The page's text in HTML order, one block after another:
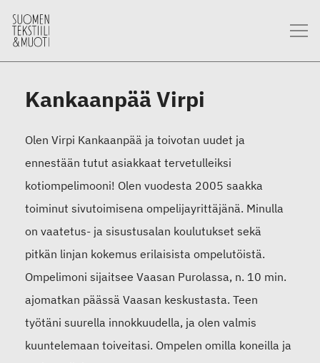
Kankaanpää Virpi
Olen Virpi Kankaanpää ja toivotan uudet ja
ennestään tutut asiakkaat tervetulleiksi
kotiompelimooni! Olen vuodesta 2005 saakka
toiminut sivutoimisena ompelijayrittäjänä. Minulla
on vaatetus- ja sisustusalan koulutukset sekä
pitkän linjan kokemus erilaisista ompelutöistä.
Ompelimoni sijaitsee Vaasan Purolassa, n. 10 min.
ajomatkan päässä Vaasan keskustasta. Teen
työtäni suurella innokkuudella, ja olen valmis
kuuntelemaan toiveitasi. Ompelen omilla koneilla ja